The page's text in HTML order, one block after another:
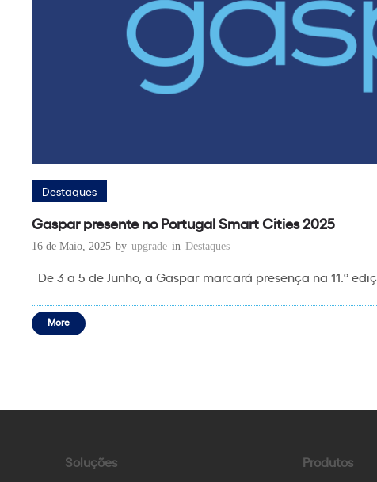
Destaques
Gaspar presente no Portugal Smart Cities 2025
16 de Maio, 2025 by upgrade in Destaques
De 3 a 5 de Junho, a Gaspar marcará presença na 11.ª
More
Soluções
Produtos